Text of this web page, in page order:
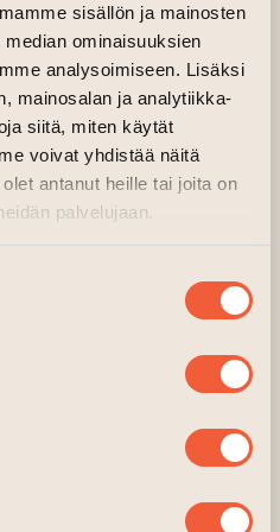
sisällön ja mainosten
ominaisuuksien
analysoimiseen. Lisäksi
mainosalan ja analytiikka-
siitä, miten käytät
voivat yhdistää näitä
antanut heille tai joita on
palvelujaan.
jo kaksi vuotta.
terrorismi syyttömiä
on
sotarikollisuutta.
on kysymys
turvallisuuden
ukrainalaisia
– myös meidän
pääsymaksulla